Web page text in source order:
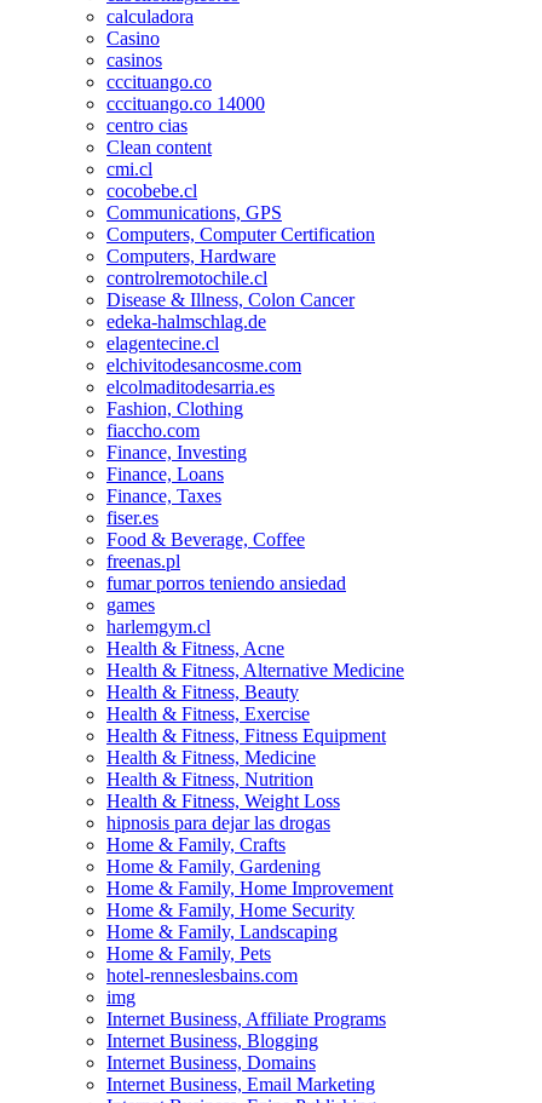
calculadora
Casino
casinos
cccituango.co
cccituango.co 14000
centro cias
Clean content
cmi.cl
cocobebe.cl
Communications, GPS
Computers, Computer Certification
Computers, Hardware
controlremotochile.cl
Disease & Illness, Colon Cancer
edeka-halmschlag.de
elagentecine.cl
elchivitodesancosme.com
elcolmaditodesarria.es
Fashion, Clothing
fiaccho.com
Finance, Investing
Finance, Loans
Finance, Taxes
fiser.es
Food & Beverage, Coffee
freenas.pl
fumar porros teniendo ansiedad
games
harlemgym.cl
Health & Fitness, Acne
Health & Fitness, Alternative Medicine
Health & Fitness, Beauty
Health & Fitness, Exercise
Health & Fitness, Fitness Equipment
Health & Fitness, Medicine
Health & Fitness, Nutrition
Health & Fitness, Weight Loss
hipnosis para dejar las drogas
Home & Family, Crafts
Home & Family, Gardening
Home & Family, Home Improvement
Home & Family, Home Security
Home & Family, Landscaping
Home & Family, Pets
hotel-renneslesbains.com
img
Internet Business, Affiliate Programs
Internet Business, Blogging
Internet Business, Domains
Internet Business, Email Marketing